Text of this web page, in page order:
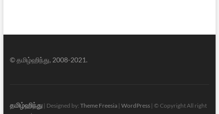
தமிழ்ஹிந்து | Designed by:Theme Freesia
reserved